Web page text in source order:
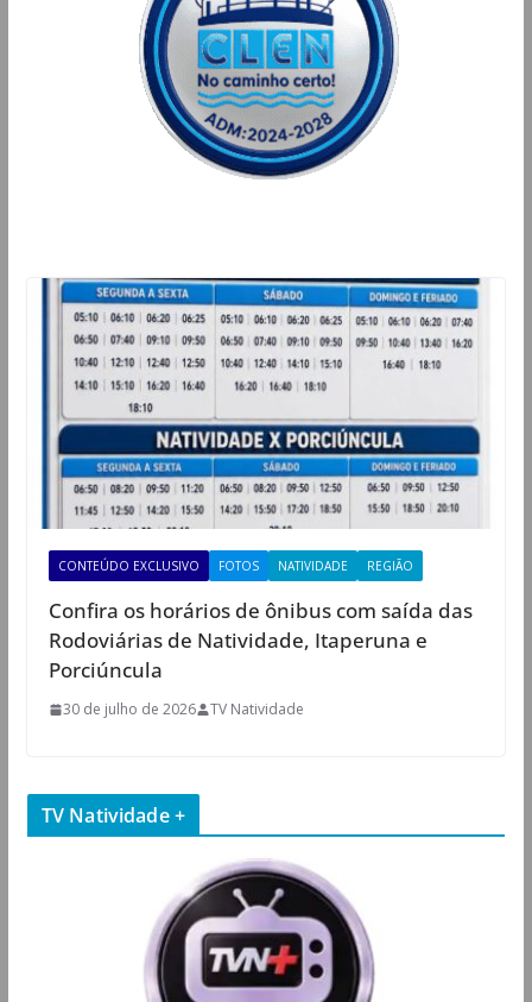
CONTEÚDO EXCLUSIVO FOTOS NATIVIDADE REGIÃO
Confira os horários de ônibus com saída das
Rodoviárias de Natividade, Itaperuna e
Porciúncula
30 de julho de 2026 TV Natividade
TV Natividade +